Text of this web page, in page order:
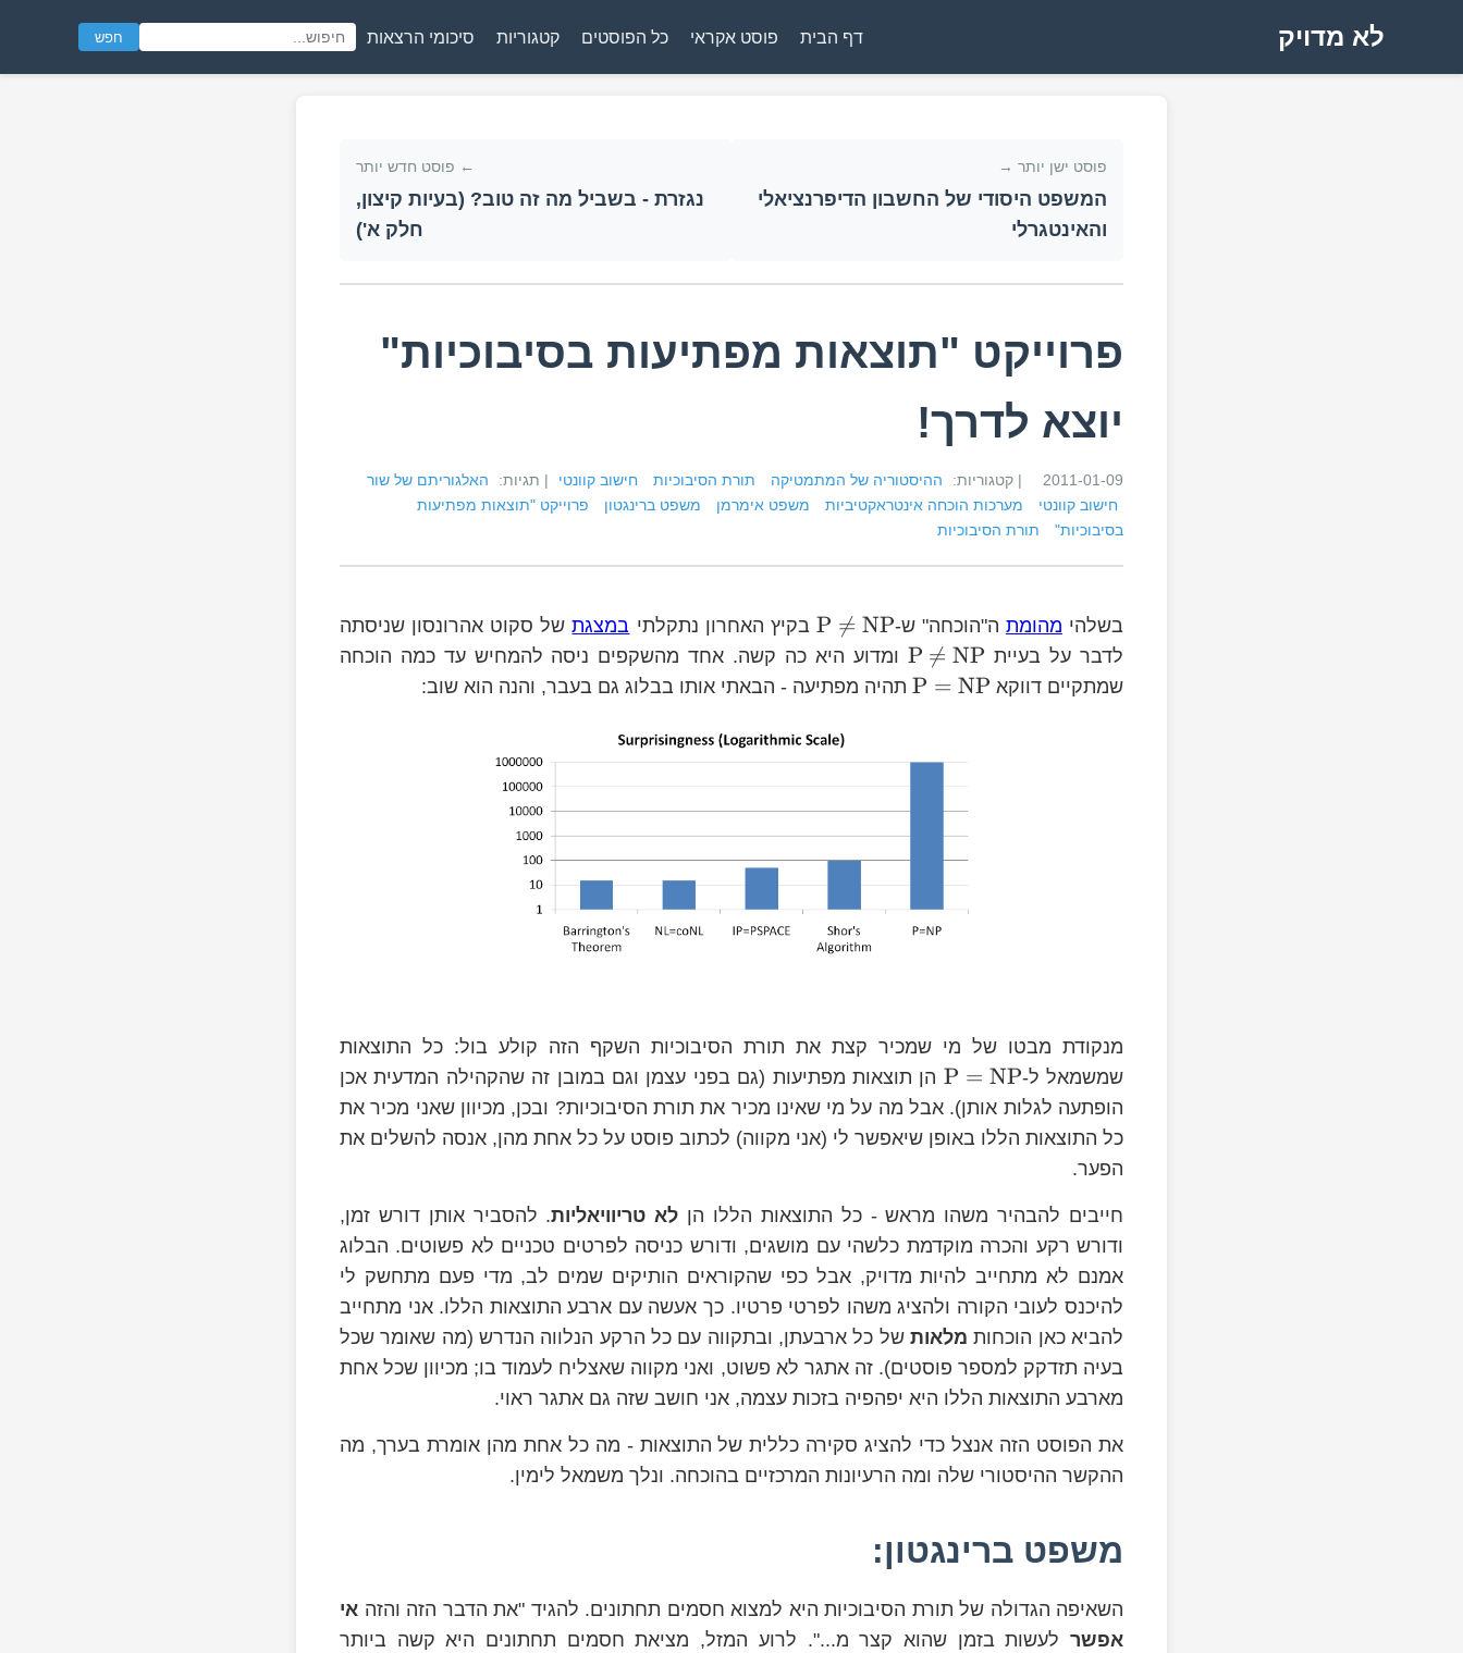
לא מדויק דף הבית פוסט אקראי כל הפוסטים קטגוריות סיכומי הרצאות חפש
פוסט ישן יותר →
המשפט היסודי של החשבון הדיפרנציאלי
והאינטגרלי
← פוסט חדש יותר
נגזרת - בשביל מה זה טוב? (בעיות קיצון,
חלק א')
פרוייקט "תוצאות מפתיעות בסיבוכיות"
יוצא לדרך!
2011-01-09 | קטגוריות: ההיסטוריה של המתמטיקה תורת הסיבוכיות חישוב קוונטי | תגיות:
האלגוריתם של שור
חישוב קוונטי
מערכות הוכחה אינטראקטיביות משפט אימרמן משפט ברינגטון
פרוייקט "תוצאות מפתיעות
בסיבוכיות"
תורת הסיבוכיות
בשלהי מהומת ה"הוכחה" ש- \text{P}\ne\text{NP}
P 
= NP בקיץ האחרון נתקלתי במצגתשל סקוט אהרונסון שניסתה
לדבר על בעיית
\text{P}\ne\text{NP} P 
= NP
ומדוע היא כה קשה. אחד מהשקפים ניסה להמחיש עד כמה הוכחה
שמתקיים דווקא
\text{P}=\text{NP} P = NP תהיה מפתיעה - הבאתי אותו בבלוג גם בעבר, והנה הוא שוב:
מנקודת מבטו של מי שמכיר קצת את תורת הסיבוכיות השקף הזה קולע בול: כל התוצאות
שמשמאל ל-
\text{P}=\text{NP} P = NP
הן תוצאות מפתיעות (גם בפני עצמן וגם במובן זה שהקהילה המדעית אכן
הופתעה לגלות אותן). אבל מה על מי שאינו מכיר את תורת הסיבוכיות? ובכן, מכיוון שאני מכיר את
כל התוצאות הללו באופן שיאפשר לי (אני מקווה) לכתוב פוסט על כל אחת מהן, אנסה להשלים את
הפער.
חייבים להבהיר משהו מראש - כל התוצאות הללו הן לא טריוויאליות. להסביר אותן דורש זמן,
ודורש רקע והכרה מוקדמת כלשהי עם מושגים, ודורש כניסה לפרטים טכניים לא פשוטים. הבלוג
אמנם לא מתחייב להיות מדויק, אבל כפי שהקוראים הותיקים שמים לב, מדי פעם מתחשק לי
להיכנס לעובי הקורה ולהציג משהו לפרטי פרטיו. כך אעשה עם ארבע התוצאות הללו. אני מתחייב
להביא כאן הוכחות מלאות של כל ארבעתן, ובתקווה עם כל הרקע הנלווה הנדרש (מה שאומר שכל
בעיה תזדקק למספר פוסטים). זה אתגר לא פשוט, ואני מקווה שאצליח לעמוד בו; מכיוון שכל אחת
מארבע התוצאות הללו היא יפהפיה בזכות עצמה, אני חושב שזה גם אתגר ראוי.
את הפוסט הזה אנצל כדי להציג סקירה כללית של התוצאות - מה כל אחת מהן אומרת בערך, מה
ההקשר ההיסטורי שלה ומה הרעיונות המרכזיים בהוכחה. ונלך משמאל לימין.
משפט ברינגטון:
השאיפה הגדולה של תורת הסיבוכיות היא למצוא חסמים תחתונים. להגיד "את הדבר הזה והזה אי
אפשר לעשות בזמן שהוא קצר מ...". לרוע המזל, מציאת חסמים תחתונים היא קשה ביותר